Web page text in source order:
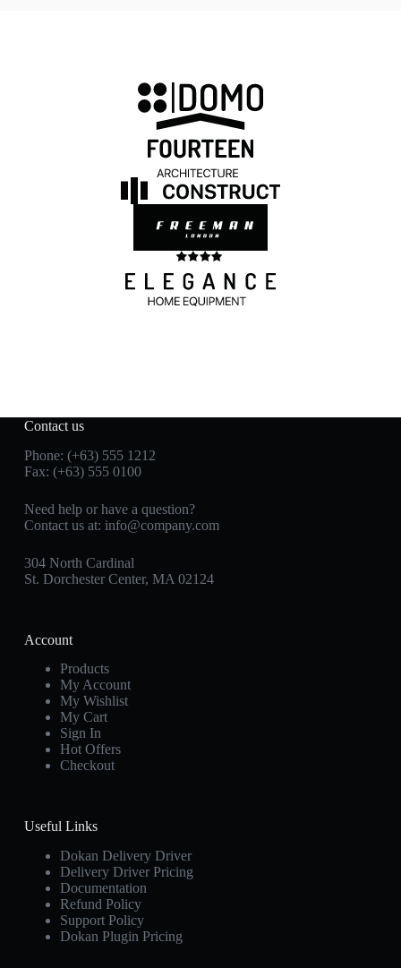
Contact us
Phone: (+63) 555 1212
Fax: (+63) 555 0100
Need help or have a question?
Contact us at: info@company.com
304 North Cardinal
St. Dorchester Center, MA 02124
Account
Products
My Account
My Wishlist
My Cart
Sign In
Hot Offers
Checkout
Useful Links
Dokan Delivery Driver
Delivery Driver Pricing
Documentation
Refund Policy
Support Policy
Dokan Plugin Pricing